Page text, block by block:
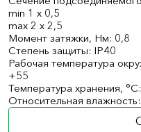
min 1 x 0,5
max 2 x 2,5
Момент затяжки, Нм: 0,8
Степень защиты: IP40
Рабочая температура
+55
Температура хранения,
Относительная